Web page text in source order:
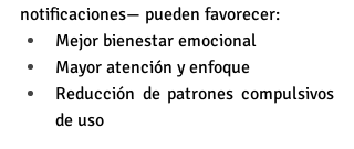
notificaciones— pueden favorecer:
Mejor bienestar emocional
Mayor atención y enfoque
Reducción de patrones compulsivos
de uso